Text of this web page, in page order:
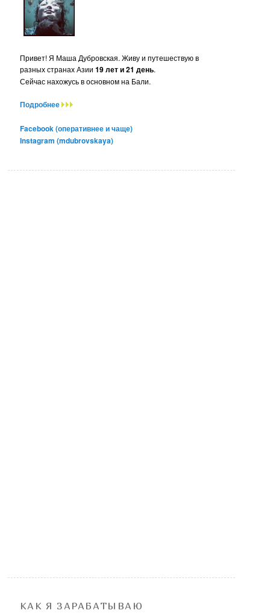
Привет! Я Маша Дубровская. Живу и путешествую в
разных странах Азии19 лет и 21 день.
Сейчас нахожусь в основном на Бали.
Подробнее
Facebook (оперативнее и чаще)
Instagram (mdubrovskaya)
КАК Я ЗАРАБАТЫВАЮ